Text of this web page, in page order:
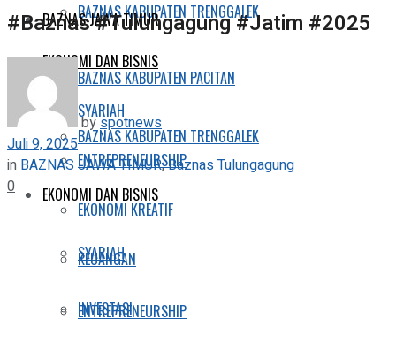
BAZNAS KABUPATEN TRENGGALEK
EKONOMI DAN BISNIS
SYARIAH
ENTREPRENEURSHIP
EKONOMI KREATIF
KEUANGAN
INVESTASI
BAZNAS JAWA TIMUR
BAZNAS KABUPATEN PACITAN
BAZNAS KABUPATEN TRENGGALEK
EKONOMI DAN BISNIS
SYARIAH
ENTREPRENEURSHIP
#Baznas #Tulungagung #Jatim #2025
byspotnews
Juli 9, 2025
in BAZNAS JAWA TIMUR,Baznas Tulungagung
0